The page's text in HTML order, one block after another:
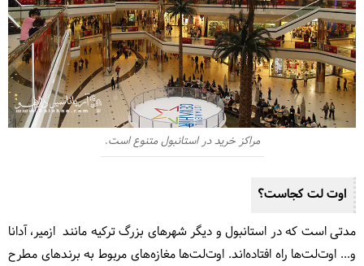
مراکز خرید در استانبول متنوع است.
اوت لت کجاست؟
مدتی است که در استانبول و دیگر شهرهای بزرگ ترکیه مانند ازمیر، آدانا
و... اوت‌لت‌ها راه افتاده‌اند. اوت‌لت‌ها مغازه‌های مربوط به برندهای مطرح